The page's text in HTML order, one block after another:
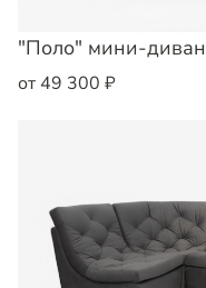
"Поло" мини-диван
от 49 300 ₽